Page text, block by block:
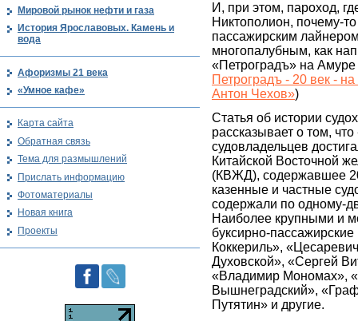
И, при этом, пароход,
Никтополион, почему-
пассажирским
многопалубным, как
«Петроградъ» на Амуре
Петроградъ - 20 век -
Антон Чехов»)
Статья об истории
рассказывает о том,
судовладельцев
Китайской Восточной
(КВЖД), содержавшее
казенные и частные
содержали по одному-
Наиболее крупными и
буксирно-
Коккериль»,
Духовской», «Сергей
«Владимир Мономах»,
Вышнеградский»,
Путятин» и другие.
Мировой рынок нефти и газа
История Ярославовых. Камень и
вода
Афоризмы 21 века
«Умное кафе»
Карта сайта
Обратная связь
Тема для размышлений
Прислать информацию
Фотоматериалы
Новая книга
Проекты